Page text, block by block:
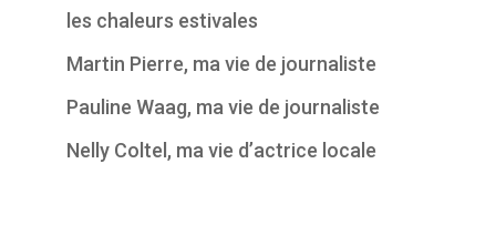
les chaleurs estivales
Martin Pierre, ma vie de journaliste
Pauline Waag, ma vie de journaliste
Nelly Coltel, ma vie d’actrice locale